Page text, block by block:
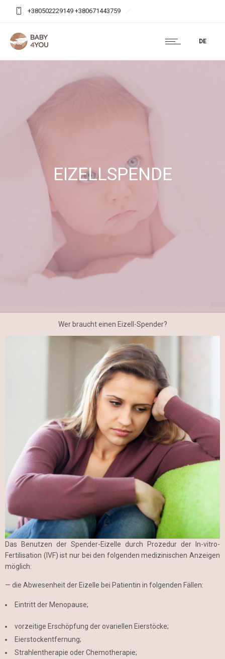
+380502229149 +380671443759
baby4you.agency@gmail.com
DE
EIZELLSPENDE
Wer braucht einen Eizell-Spender?
Das Benutzen der Spender-Eizelle durch Prozedur der In-vitro-
Fertilisation (IVF) ist nur bei den folgenden medizinischen Anzeigen
möglich:
— die Abwesenheit der Eizelle bei Patientin in folgenden Fällen:
Eintritt der Menopause;
vorzeitige Erschöpfung der ovariellen Eierstöcke;
Eierstockentfernung;
Strahlentherapie oder Chemotherapie;